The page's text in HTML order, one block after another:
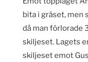
bita i gräset, men
då man förlorade
skiljeset. Lagets
skiljeset emot